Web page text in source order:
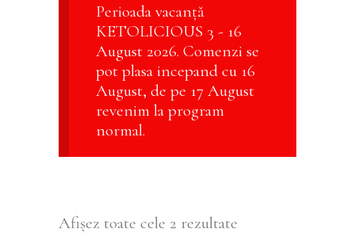
Perioada vacanță
KETOLICIOUS 3 - 16
August 2026. Comenzi se
pot plasa incepand cu 16
August, de pe 17 August
revenim la program
normal.
Afișez toate cele 2 rezultate